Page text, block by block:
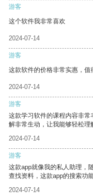
游客
这个软件我非常喜欢
2024-07-14
游客
这款软件的价格非常实惠，值
2024-07-14
游客
这款学习软件的课程内容非
解非常生动，让我能够轻松理
2024-07-14
游客
这款app就像我的私人助理，
查找资料，这款app的搜索功
2024-07-14